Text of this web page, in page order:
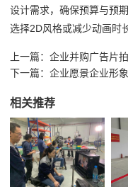
设计需求，确保预算与预
选择2D风格或减少动画时
上一篇： 企业并购广告片
下一篇： 企业愿景企业形
相关推荐